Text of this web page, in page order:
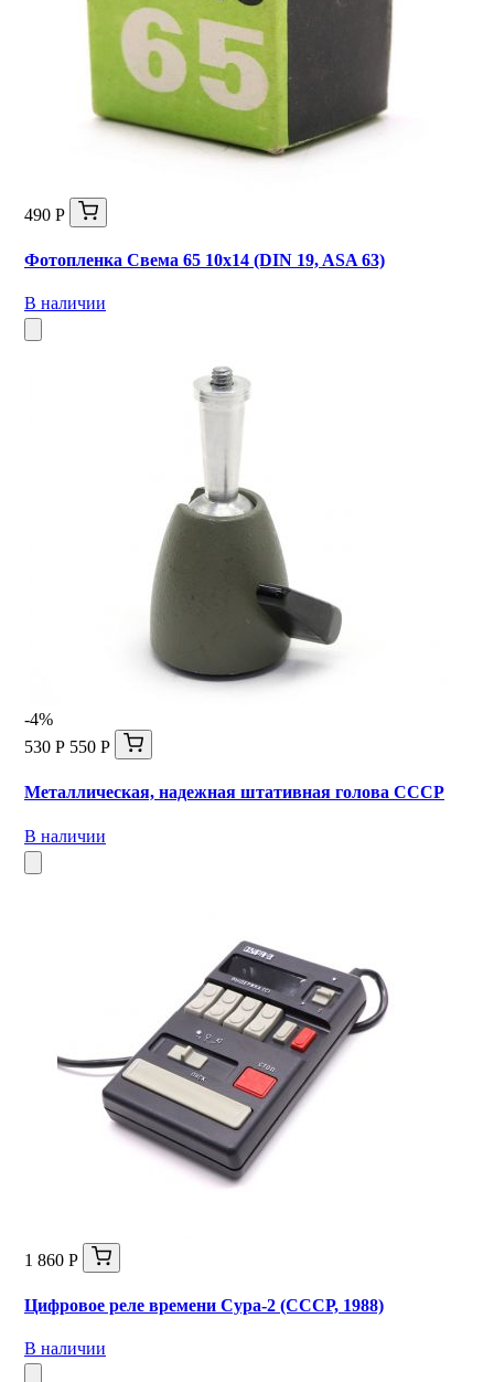
490 Р
Фотопленка Свема 65 10х14 (DIN 19, ASA 63)
В наличии
-4%
530 Р 550 Р
Металлическая, надежная штативная голова СССР
В наличии
1 860 Р
Цифровое реле времени Сура-2 (СССР, 1988)
В наличии